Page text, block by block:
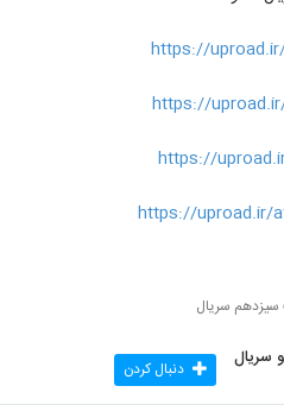
https://
https://
https://
https://uproad.ir/
سریال
و سریال دنبال کردن